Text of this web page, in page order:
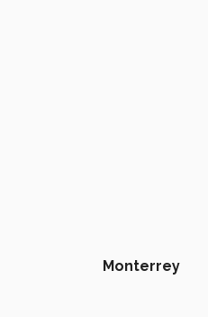
Monterrey